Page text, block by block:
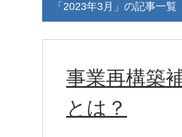
「2023年3月」の記事一覧
事業再構築
とは？